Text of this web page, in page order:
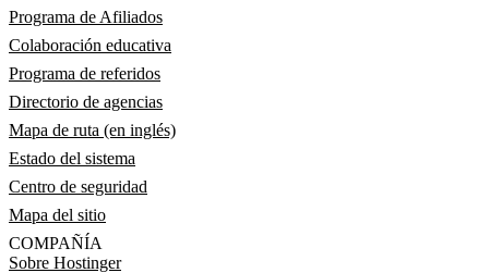
Programa de Afiliados
Colaboración educativa
Programa de referidos
Directorio de agencias
Mapa de ruta (en inglés)
Estado del sistema
Centro de seguridad
Mapa del sitio
COMPAÑÍA
Sobre Hostinger